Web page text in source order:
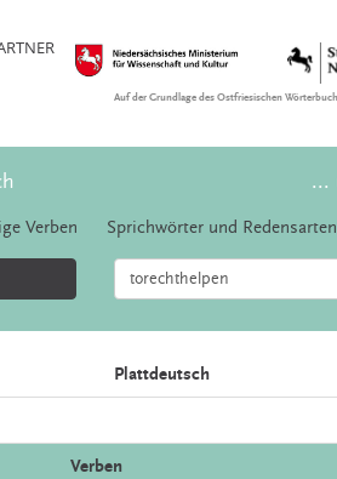
Auf der Grundlage des Ostfriesischen
...
Verben Sprichwörter und Redensarten
Plattdeutsch
Verben